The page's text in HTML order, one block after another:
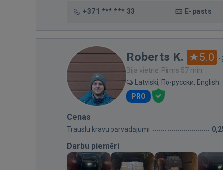
+371 *** *** 33 E-pasts
Roberts K. 5.0 ·
Bija vietnē: Pirms 57 min.
Latviski, По-русски, English
PRO
Cenas
Trauslu kravu pārvadājumi
Darbu piemēri